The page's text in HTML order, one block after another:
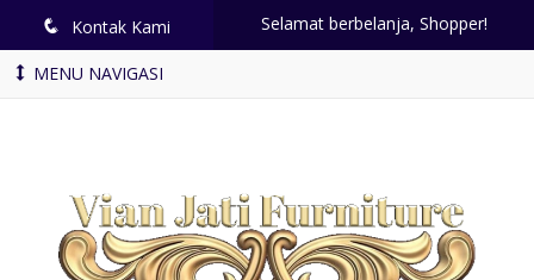
q Kontak Kami Selamat berbelanja, Shopper!
MENU NAVIGASI